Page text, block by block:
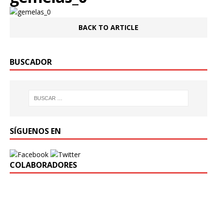
BACK TO ARTICLE
BUSCADOR
SÍGUENOS EN
COLABORADORES